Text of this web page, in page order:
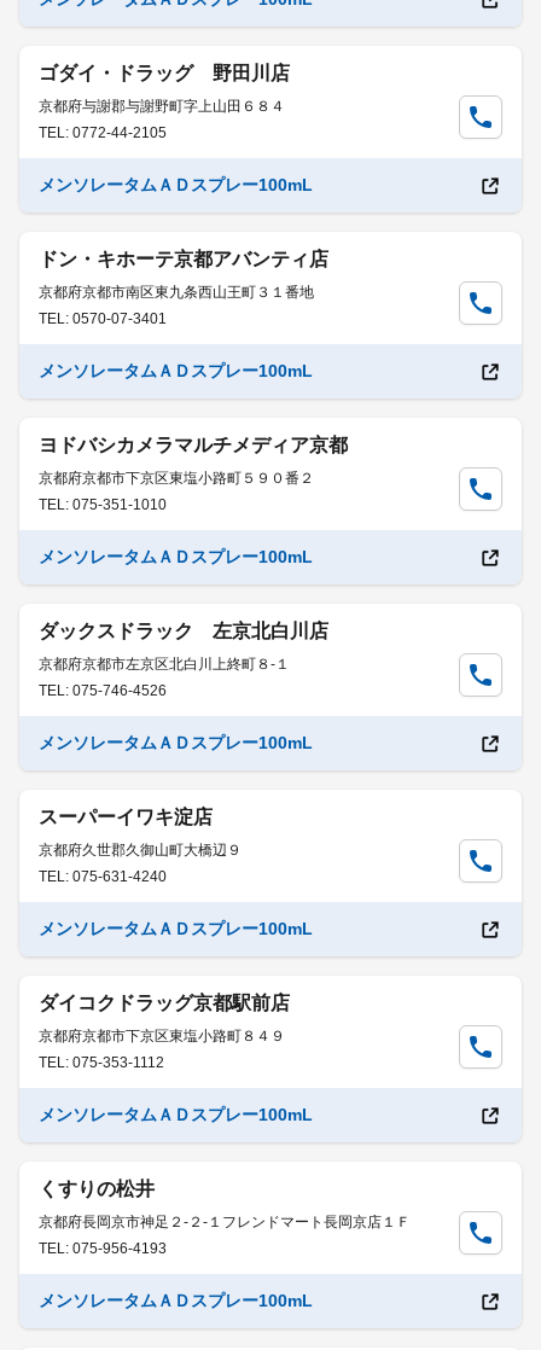
ゴダイ・ドラッグ 野田川店
京都府与謝郡与謝野町字上山田６８４
TEL: 0772-44-2105
メンソレータムＡＤスプレー100mL
ドン・キホーテ京都アバンティ店
京都府京都市南区東九条西山王町３１番地
TEL: 0570-07-3401
メンソレータムＡＤスプレー100mL
ヨドバシカメラマルチメディア京都
京都府京都市下京区東塩小路町５９０番２
TEL: 075-351-1010
メンソレータムＡＤスプレー100mL
ダックスドラック 左京北白川店
京都府京都市左京区北白川上終町８-１
TEL: 075-746-4526
メンソレータムＡＤスプレー100mL
スーパーイワキ淀店
京都府久世郡久御山町大橋辺９
TEL: 075-631-4240
メンソレータムＡＤスプレー100mL
ダイコクドラッグ京都駅前店
京都府京都市下京区東塩小路町８４９
TEL: 075-353-1112
メンソレータムＡＤスプレー100mL
くすりの松井
京都府長岡京市神足２-２-１フレンドマート長岡京店１Ｆ
TEL: 075-956-4193
メンソレータムＡＤスプレー100mL